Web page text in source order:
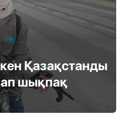
Қазақстанды
шықпақ